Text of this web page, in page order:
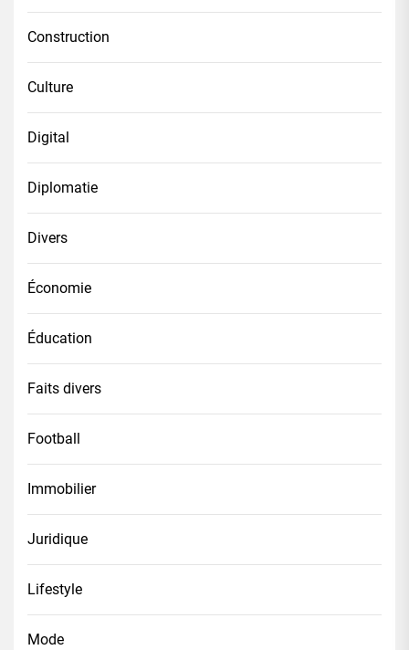
Construction
Culture
Digital
Diplomatie
Divers
Économie
Éducation
Faits divers
Football
Immobilier
Juridique
Lifestyle
Mode